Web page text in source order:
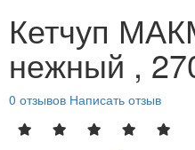
Кетчуп
нежный ,
0 отзывов Написать отзыв